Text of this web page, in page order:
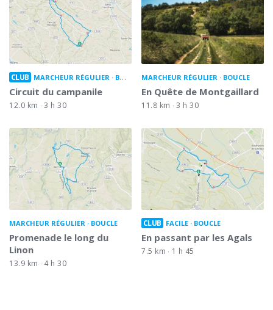
CLUB MARCHEUR RÉGULIER BOUCLE
Circuit du campanile
12.0 km 3 h 30
MARCHEUR RÉGULIER BOUCLE
En Quête de Montgaillard
11.8 km 3 h 30
MARCHEUR RÉGULIER BOUCLE
Promenade le long du
Linon
13.9 km 4 h 30
CLUB FACILE BOUCLE
En passant par les Agals
7.5 km 1 h 45